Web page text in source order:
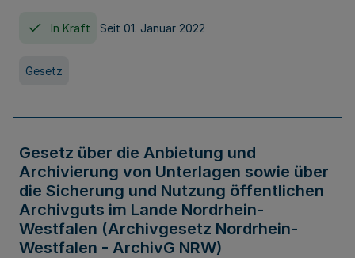
In Kraft Seit 01. Januar 2022
Gesetz
Gesetz über die Anbietung und
Archivierung von Unterlagen sowie über
die Sicherung und Nutzung öffentlichen
Archivguts im Lande Nordrhein-
Westfalen (Archivgesetz Nordrhein-
Westfalen - ArchivG NRW)